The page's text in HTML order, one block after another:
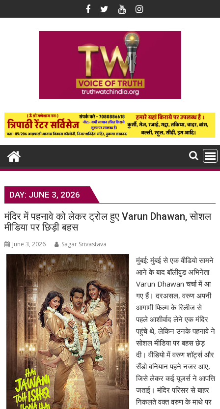
to
DAY: JUNE 3, 2026
मंदिर में पहनावे को लेकर ट्रोल हुए Varun Dhawan, सोशल
मीडिया पर छिड़ी बहस
June 3, 2026 Sagar Srivastava
मुंबई: मुंबई से एक वीडियो सामने
आने के बाद बॉलीवुड अभिनेता
Varun Dhawan चर्चा में आ
गए हैं। दरअसल, वरुण अपनी
आगामी फिल्म के रिलीज से
पहले आशीर्वाद लेने एक मंदिर
पहुंचे थे, लेकिन उनके पहनावे ने
सोशल मीडिया पर बहस छेड़
दी। वीडियो में वरुण शॉर्ट्स और
सैंडो बनियान पहने नजर आए,
जिसे लेकर कई यूजर्स ने आपत्ति
जताई। मंदिर परिसर से बाहर
निकलते वक्त वरुण के माथे पर